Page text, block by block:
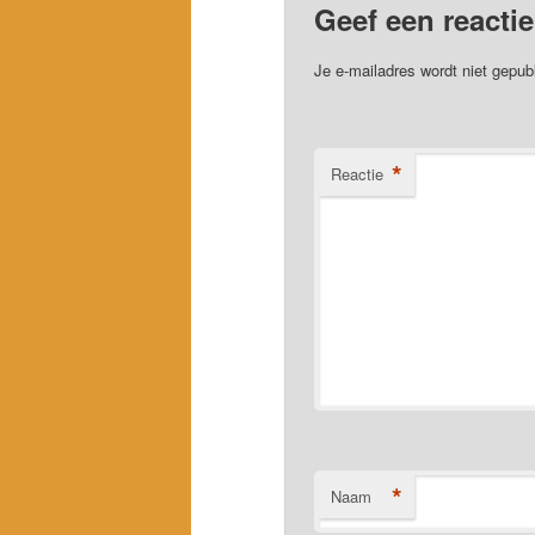
Geef een reactie
Je e-mailadres wordt niet
Reactie *
Naam *